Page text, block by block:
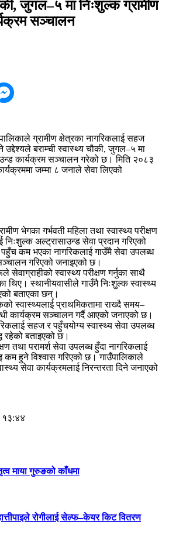
जुगल–५ मा निःशुल्क ग्रामीण
सञ्चालन
ग्रामीण क्षेत्रका नागरिकलाई सहज
उद्देश्यले बराम्ची स्वास्थ्य चौकी, जुगल–५ मा
कार्यक्रम सञ्चालन गरेको छ। मिति २०८३
जम्मा ८ जनाले सेवा लिएको
भेगका गर्भवती महिला तथा स्वास्थ्य परीक्षण
अल्ट्रासाउन्ड सेवा प्रदान गरिएको
कम भएका नागरिकलाई गाउँमै सेवा उपलब्ध
गरिएको जनाइएको छ।
सेवाग्राहीको स्वास्थ्य परीक्षण गर्नुका साथै
थिए। स्थानीयवासीले गाउँमै निःशुल्क स्वास्थ्य
बताएका छन्।
स्वास्थ्यलाई प्राथमिकतामा राख्दै समय–
कार्यक्रम सञ्चालन गर्दै आएको जनाएको छ।
सहज र पहुँचयोग्य स्वास्थ्य सेवा उपलब्ध
रहेको बताइएको छ।
तथा परामर्श सेवा उपलब्ध हुँदा नागरिकलाई
कम हुने विश्वास गरिएको छ। गाउँपालिकाले
सेवा कार्यक्रमलाई निरन्तरता दिने जनाएको
१३:४४
माया गुरुङको काँधमा
रोगीलाई सेल्फ–केयर किट वितरण